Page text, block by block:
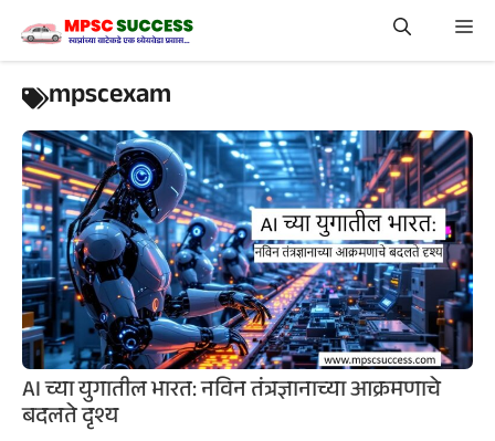
content
mpscexam
AI च्या युगातील भारत: नविन तंत्रज्ञानाच्या आक्रमणाचे
बदलते दृश्य